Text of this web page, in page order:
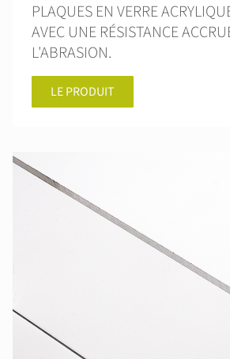
PLAQUES EN VERRE
AVEC UNE RÉSISTANCE
L'ABRASION.
LE PRODUIT